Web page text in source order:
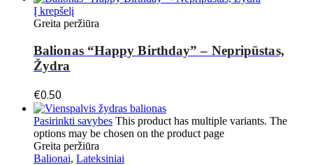
Į krepšelį
Greita peržiūra
Balionas “Happy Birthday” – Nepripūstas,
Žydra
€0.50
Pasirinkti savybes This product has multiple variants. The
options may be chosen on the product page
Greita peržiūra
Balionai, Lateksiniai